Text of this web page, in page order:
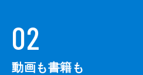
02
動画も書籍も